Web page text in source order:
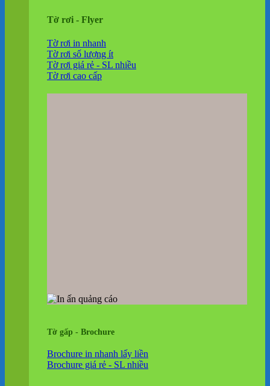
Tờ rơi - Flyer
Tờ rơi in nhanh
Tờ rơi số lượng ít
Tờ rơi giá rẻ - SL nhiều
Tờ rơi cao cấp
Tờ gấp - Brochure
Brochure in nhanh lấy liền
Brochure giá rẻ - SL nhiều